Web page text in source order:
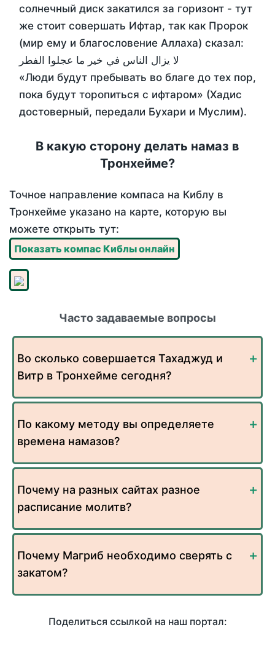
солнечный диск закатился за горизонт - тут
же стоит совершать Ифтар, так как Пророк
(мир ему и благословение Аллаха) сказал:
لا يزال الناس في خير ما عجلوا الفطر
«Люди будут пребывать во благе до тех пор,
пока будут торопиться с ифтаром» (Хадис
достоверный, передали Бухари и Муслим).
В какую сторону делать намаз в
Тронхейме?
Точное направление компаса на Киблу в
Тронхейме указано на карте, которую вы
можете открыть тут:
Показать компас Киблы онлайн
Часто задаваемые вопросы
Во сколько совершается Тахаджуд и
Витр в Тронхейме сегодня?
По какому методу вы определяете
времена намазов?
Почему на разных сайтах разное
расписание молитв?
Почему Магриб необходимо сверять с
закатом?
Поделиться ссылкой на наш портал: